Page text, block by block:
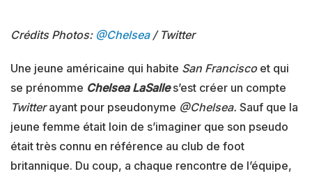
Crédits Photos: @Chelsea/ Twitter
Une jeune américaine qui habite San Francisco et qui
se prénomme Chelsea LaSalles’est créer un compte
Twitterayant pour pseudonyme @Chelsea. Sauf que la
jeune femme était loin de s’imaginer que son pseudo
était très connu en référence au club de foot
britannique. Du coup, a chaque rencontre de l’équipe,